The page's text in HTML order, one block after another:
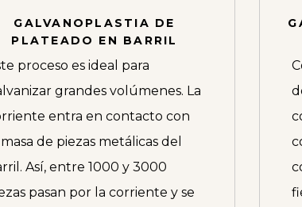
GALVANOPLASTIA DE
PLATEADO EN BARRIL
proceso es ideal para
grandes volúmenes. La
entra en contacto con
masa de piezas metálicas del
Así, entre 1000 y 3000
pasan por la corriente y se